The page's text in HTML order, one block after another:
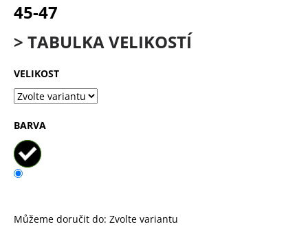
45-47
> TABULKA VELIKOSTÍ
VELIKOST
BARVA
Můžeme doručit do: Zvolte variantu
u
e
e
POUKAZ
ZA
2500,-
2